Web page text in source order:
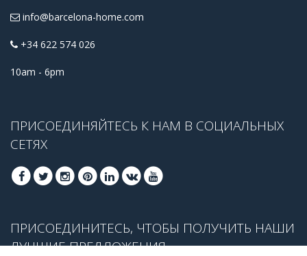
info@barcelona-home.com
+34 622 574 026
10am - 6pm
ПРИСОЕДИНЯЙТЕСЬ К НАМ В СОЦИАЛЬНЫХ
СЕТЯХ
ПРИСОЕДИНИТЕСЬ, ЧТОБЫ ПОЛУЧИТЬ НАШИ
ЛУЧШИЕ ПРЕДЛОЖЕНИЯ